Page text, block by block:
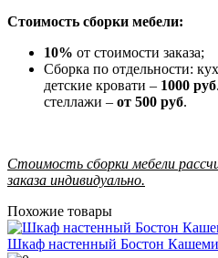
Стоимость сборки мебели:
10% от стоимости заказа;
Сборка по отдельности:
детские кровати – 1000 руб
стеллажи – от 500 руб.
Стоимость сборки мебели
заказа индивидуально.
Похожие товары
Шкаф настенный Бостон